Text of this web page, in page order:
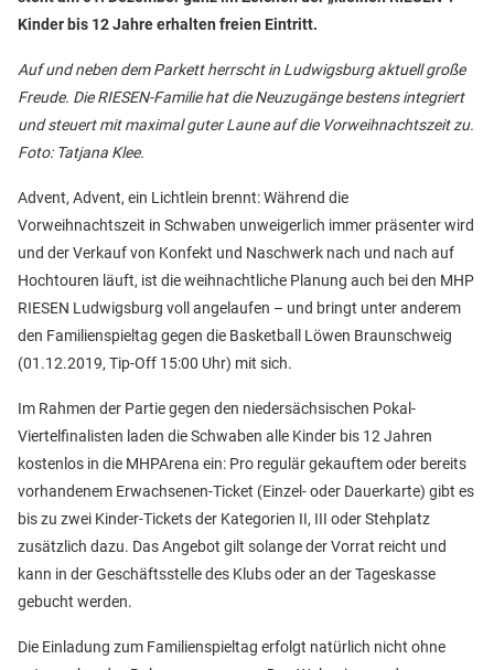
Kinder bis 12 Jahre erhalten freien Eintritt.
Auf und neben dem Parkett herrscht in Ludwigsburg aktuell große
Freude. Die RIESEN-Familie hat die Neuzugänge bestens integriert
und steuert mit maximal guter Laune auf die Vorweihnachtszeit zu.
Foto: Tatjana Klee.
Advent, Advent, ein Lichtlein brennt: Während die
Vorweihnachtszeit in Schwaben unweigerlich immer präsenter wird
und der Verkauf von Konfekt und Naschwerk nach und nach auf
Hochtouren läuft, ist die weihnachtliche Planung auch bei den MHP
RIESEN Ludwigsburg voll angelaufen – und bringt unter anderem
den Familienspieltag gegen die Basketball Löwen Braunschweig
(01.12.2019, Tip-Off 15:00 Uhr) mit sich.
Im Rahmen der Partie gegen den niedersächsischen Pokal-
Viertelfinalisten laden die Schwaben alle Kinder bis 12 Jahren
kostenlos in die MHPArena ein: Pro regulär gekauftem oder bereits
vorhandenem Erwachsenen-Ticket (Einzel- oder Dauerkarte) gibt es
bis zu zwei Kinder-Tickets der Kategorien II, III oder Stehplatz
zusätzlich dazu. Das Angebot gilt solange der Vorrat reicht und
kann in der Geschäftsstelle des Klubs oder an der Tageskasse
gebucht werden.
Die Einladung zum Familienspieltag erfolgt natürlich nicht ohne